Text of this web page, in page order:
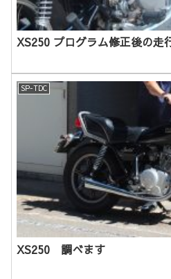
XS250 プログラム修正後の走
SP-TDC
XS250 調べます